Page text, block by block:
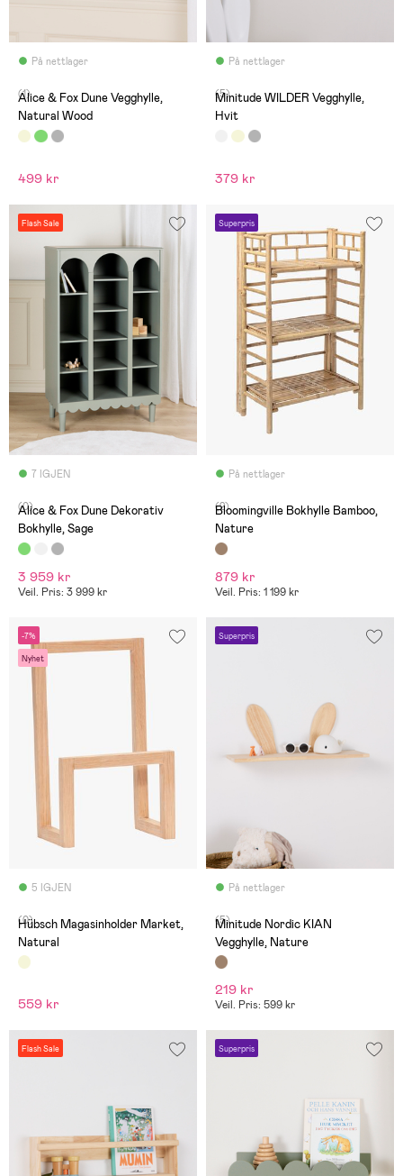
På nettlager
(1)
Alice & Fox Dune Vegghylle,
Natural Wood
499 kr
På nettlager
(5)
Minitude WILDER Vegghylle,
Hvit
379 kr
Flash Sale
7 IGJEN
(0)
Alice & Fox Dune Dekorativ
Bokhylle, Sage
3 959 kr
Veil. Pris: 3 999 kr
Superpris
På nettlager
(2)
Bloomingville Bokhylle Bamboo,
Nature
879 kr
Veil. Pris: 1 199 kr
-7%
Nyhet
5 IGJEN
(0)
Hübsch Magasinholder Market,
Natural
559 kr
Superpris
På nettlager
(5)
Minitude Nordic KIAN
Vegghylle, Nature
219 kr
Veil. Pris: 599 kr
Flash Sale Superpris